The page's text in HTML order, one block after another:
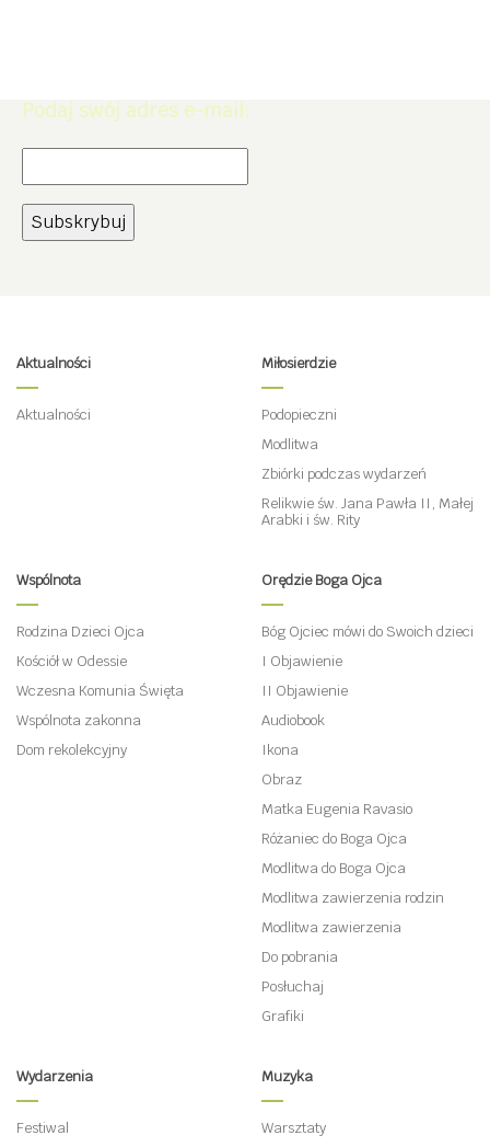
Podaj swój adres e-mail:
Aktualności
Aktualności
Miłosierdzie
Podopieczni
Modlitwa
Zbiórki podczas wydarzeń
Relikwie św. Jana Pawła II, Małej
Arabki i św. Rity
Wspólnota
Rodzina Dzieci Ojca
Kościół w Odessie
Wczesna Komunia Święta
Wspólnota zakonna
Dom rekolekcyjny
Orędzie Boga Ojca
Bóg Ojciec mówi do Swoich dzieci
I Objawienie
II Objawienie
Audiobook
Ikona
Obraz
Matka Eugenia Ravasio
Różaniec do Boga Ojca
Modlitwa do Boga Ojca
Modlitwa zawierzenia rodzin
Modlitwa zawierzenia
Do pobrania
Posłuchaj
Grafiki
Wydarzenia
Festiwal
Muzyka
Warsztaty